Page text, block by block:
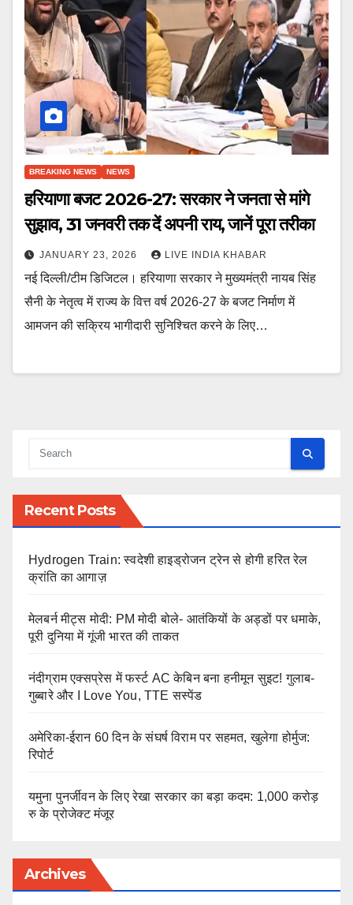
BREAKING NEWS NEWS
हरियाणा बजट 2026-27: सरकार ने जनता से मांगे
सुझाव, 31 जनवरी तक दें अपनी राय, जानें पूरा तरीका
JANUARY 23, 2026 LIVE INDIA KHABAR
नई दिल्ली/टीम डिजिटल। हरियाणा सरकार ने मुख्यमंत्री नायब सिंह
सैनी के नेतृत्व में राज्य के वित्त वर्ष 2026-27 के बजट निर्माण में
आमजन की सक्रिय भागीदारी सुनिश्चित करने के लिए…
Recent Posts
Hydrogen Train: स्वदेशी हाइड्रोजन ट्रेन से होगी हरित रेल
क्रांति का आगाज़
मेलबर्न मीट्स मोदी: PM मोदी बोले- आतंकियों के अड्डों पर धमाके,
पूरी दुनिया में गूंजी भारत की ताकत
नंदीग्राम एक्सप्रेस में फर्स्ट AC केबिन बना हनीमून सुइट! गुलाब-
गुब्बारे और I Love You, TTE सस्पेंड
अमेरिका-ईरान 60 दिन के संघर्ष विराम पर सहमत, खुलेगा होर्मुज:
रिपोर्ट
यमुना पुनर्जीवन के लिए रेखा सरकार का बड़ा कदम: 1,000 करोड़
रु के प्रोजेक्ट मंजूर
Archives